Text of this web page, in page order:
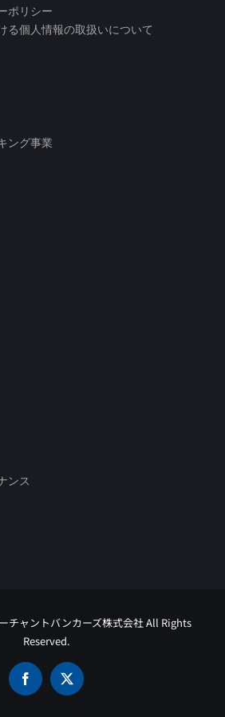
ポリシー
る個人情報の取扱いについて
ング事業
ンス
チャントバンカーズ株式会社 All Rights
Reserved.
Facebook
X